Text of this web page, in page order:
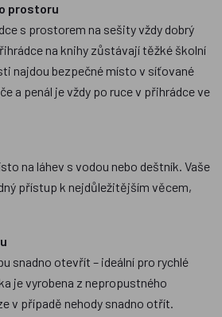
prostoru
s prostorem na sešity vždy dobrý
na knihy zůstávají těžké školní
najdou bezpečné místo v síťované
a penál je vždy po ruce v přihrádce ve
na láhev s vodou nebo deštník. Vaše
přístup k nejdůležitějším věcem,
snadno otevřít – ideální pro rychlé
je vyrobena z nepropustného
v případě nehody snadno otřít.